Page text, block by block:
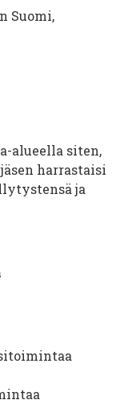
Suomi,
alueella siten,
harrastaisi
ja